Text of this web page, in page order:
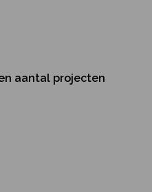
aantal projecten